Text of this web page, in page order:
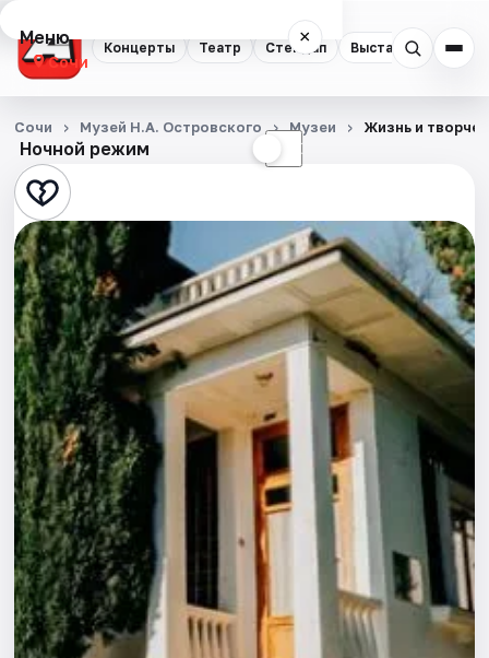
Концерты Театр Стендап Выставки
Меню ×
Сочи
Концерты
Театр
Стендап
Выставки
Квесты
Экскурсии
Спорт
События
Города
Площадки
Артисты
Ночной режим ☾
Сочи Музей Н.А. Островского Музеи Жизнь и